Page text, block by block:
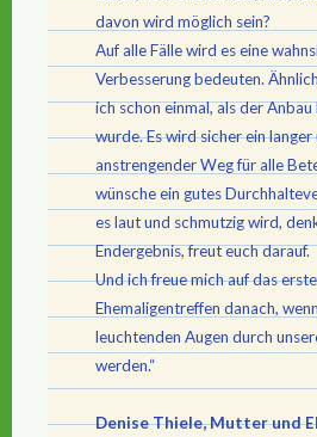
davon wird möglich sein?
Auf alle Fälle wird es eine
Verbesserung bedeuten.
ich schon einmal, als der
wurde. Es wird sicher ein langer
anstrengender Weg für alle
wünsche ein gutes
es laut und schmutzig wird,
Endergebnis, freut euch darauf.
Und ich freue mich auf das erste
Ehemaligentreffen danach,
leuchtenden Augen durch
werden.“
Denise Thiele, Mutter und